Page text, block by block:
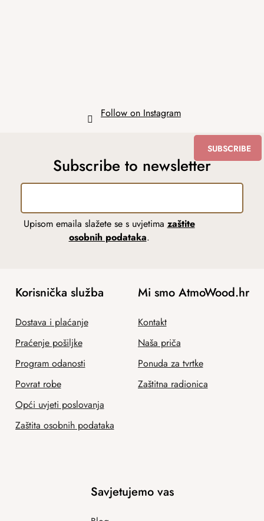
Follow on Instagram
Subscribe to newsletter
Upisom emaila slažete se s uvjetima zaštite
osobnih podataka.
SUBSCRIBE
Korisnička služba
Dostava i plaćanje
Praćenje pošiljke
Program odanosti
Povrat robe
Opći uvjeti poslovanja
Zaštita osobnih podataka
Mi smo AtmoWood.hr
Kontakt
Naša priča
Ponuda za tvrtke
Zaštitna radionica
Savjetujemo vas